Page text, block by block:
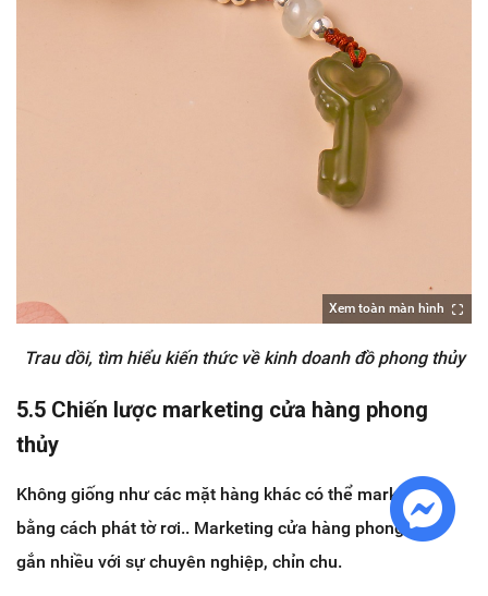
Xem toàn màn hình
Trau dồi, tìm hiểu kiến thức về kinh doanh đồ phong thủy
5.5 Chiến lược marketing cửa hàng phong
thủy
Không giống như các mặt hàng khác có thể marketing
bằng cách phát tờ rơi.. Marketing cửa hàng phong thủy
gắn nhiều với sự chuyên nghiệp, chỉn chu.